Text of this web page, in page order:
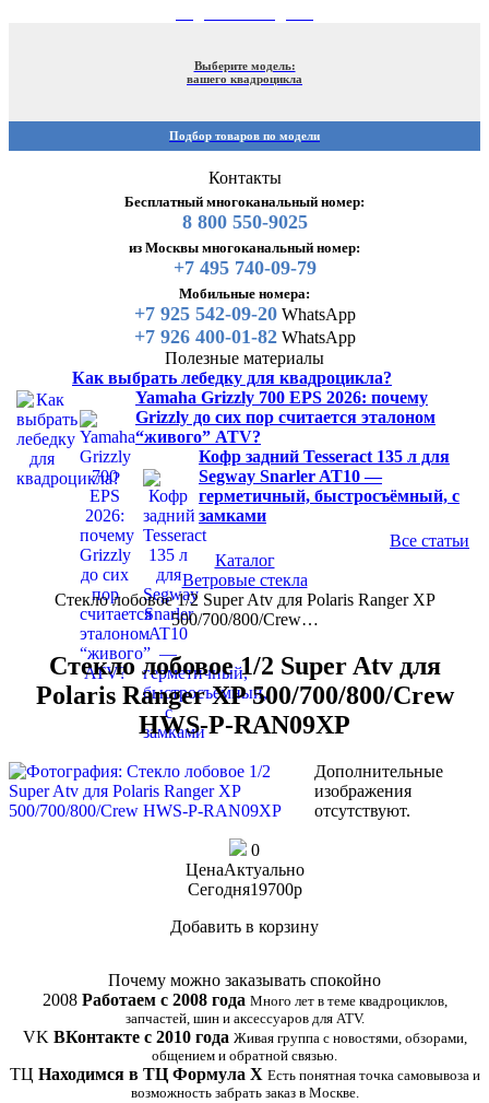
Выберите модель:
вашего квадроцикла
Подбор товаров по модели
Контакты
Бесплатный многоканальный номер:
8 800 550-9025
из Москвы многоканальный номер:
+7 495 740-09-79
Мобильные номера:
+7 925 542-09-20WhatsApp
+7 926 400-01-82WhatsApp
Полезные материалы
Как выбрать лебедку для квадроцикла?
Yamaha Grizzly 700 EPS 2026: почему
Grizzly до сих пор считается эталоном
“живого” ATV?
Кофр задний Tesseract 135 л для
Segway Snarler AT10 —
герметичный, быстросъёмный, с
замками
Все статьи
Каталог
Ветровые стекла
Стекло лобовое 1/2 Super Atv для Polaris Ranger XP
500/700/800/Crew…
Стекло лобовое 1/2 Super Atv для
Polaris Ranger XP 500/700/800/Crew
HWS-P-RAN09XP
Дополнительные
изображения
отсутствуют.
0
ЦенаАктуально
Сегодня19700p
Добавить в корзину
Почему можно заказывать спокойно
2008 Работаем с 2008 года Много лет в теме квадроциклов,
запчастей, шин и аксессуаров для ATV.
VK ВКонтакте с 2010 года Живая группа с новостями, обзорами,
общением и обратной связью.
ТЦ Находимся в ТЦ Формула Х Есть понятная точка самовывоза и
возможность забрать заказ в Москве.